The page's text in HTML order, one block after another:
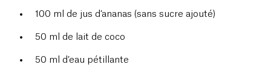
100 ml de jus d’ananas (sans sucre ajouté)
50 ml de lait de coco
50 ml d’eau pétillante